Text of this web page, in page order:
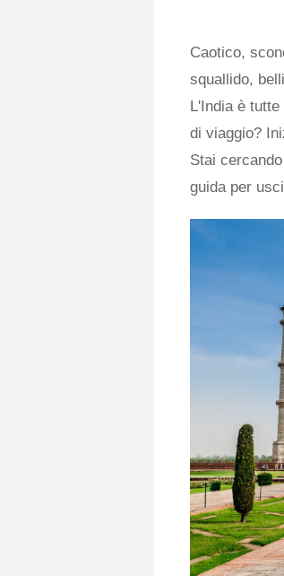
Caotico,
squallido,
L'India è
di viaggio?
Stai
guida per